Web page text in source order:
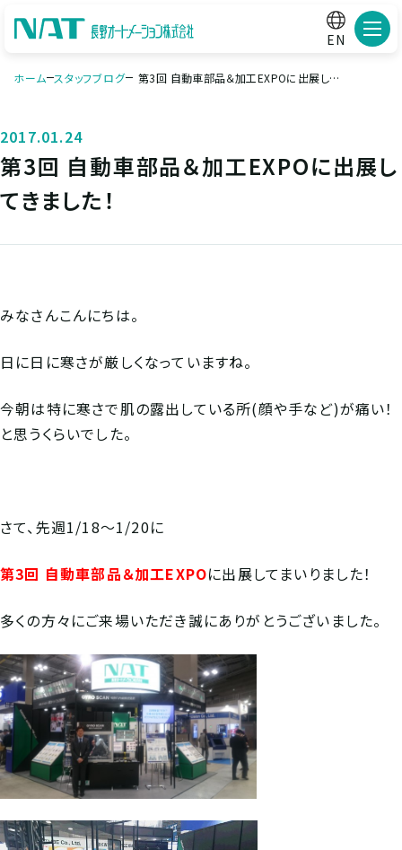
EN メニ
ホーム スタッフブログ 第3回 自動車部品＆加工EXPOに出展して
2017.01.24
第3回 自動車部品＆加工EXPOに出展し
てきました！
みなさんこんにちは。
日に日に寒さが厳しくなっていますね。
今朝は特に寒さで肌の露出している所(顔や手など)が痛い！
と思うくらいでした。
さて、先週1/18～1/20に
第3回 自動車部品＆加工EXPOに出展してまいりました！
多くの方々にご来場いただき誠にありがとうございました。